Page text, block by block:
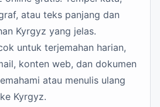
atau teks panjang dan
Kyrgyz yang jelas.
untuk terjemahan harian,
konten web, dan dokumen
atau menulis ulang
Kyrgyz.